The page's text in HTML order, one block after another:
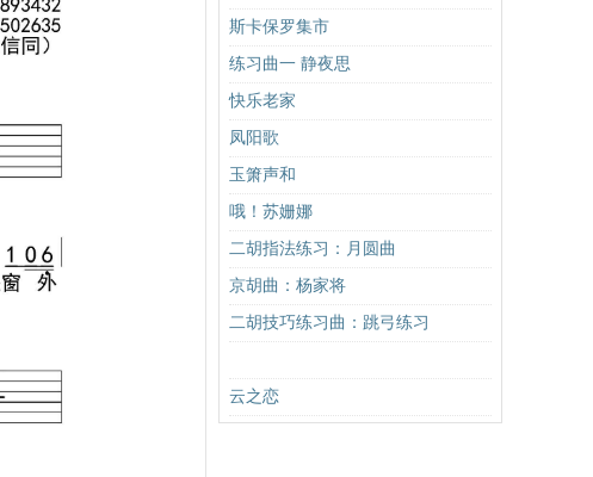
斯卡保罗集市
练习曲一 静夜思
快乐老家
凤阳歌
玉箫声和
哦！苏姗娜
二胡指法练习：月圆曲
京胡曲：杨家将
二胡技巧练习曲：跳弓练习
云之恋